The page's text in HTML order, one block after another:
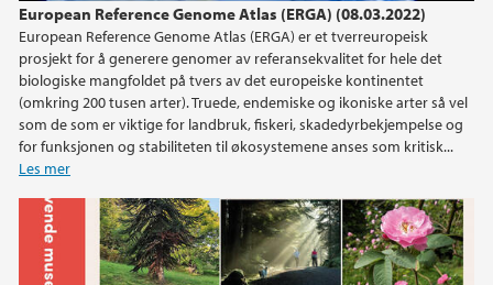
European Reference Genome Atlas (ERGA) (08.03.2022)
European Reference Genome Atlas (ERGA) er et tverreuropeisk
prosjekt for å generere genomer av referansekvalitet for hele det
biologiske mangfoldet på tvers av det europeiske kontinentet
(omkring 200 tusen arter). Truede, endemiske og ikoniske arter så vel
som de som er viktige for landbruk, fiskeri, skadedyrbekjempelse og
for funksjonen og stabiliteten til økosystemene anses som kritisk...
Les mer